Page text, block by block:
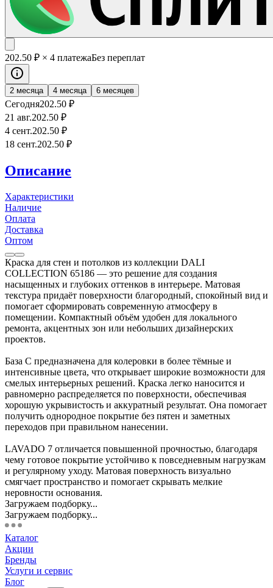
202.50 ₽ × 4 платежаБез переплат
2 месяца 4 месяца 6 месяцев
Сегодня202.50 ₽
21 авг.202.50 ₽
4 сент.202.50 ₽
18 сент.202.50 ₽
Описание
Характеристики
Наличие
Оплата
Доставка
Оптом
Краска для стен и потолков из коллекции DALI
COLLECTION 65186 — это решение для создания
насыщенных и глубоких оттенков в интерьере. Матовая
текстура придаёт поверхности благородный, спокойный вид и
помогает сформировать современную атмосферу в
помещении. Компактный объём удобен для локального
ремонта, акцентных зон или небольших дизайнерских
проектов.
База С предназначена для колеровки в более тёмные и
интенсивные цвета, что открывает широкие возможности для
смелых интерьерных решений. Краска легко наносится и
равномерно распределяется по поверхности, обеспечивая
хорошую укрывистость и аккуратный результат. Она помогает
получить однородное покрытие без пятен и заметных
переходов при правильном нанесении.
LAVADO 7 отличается повышенной прочностью, благодаря
чему готовое покрытие устойчиво к повседневным нагрузкам
и регулярному уходу. Матовая поверхность визуально
смягчает пространство и помогает скрывать мелкие
неровности основания.
Загружаем подборку...
Загружаем подборку...
Каталог
Акции
Бренды
Услуги и сервис
Блог